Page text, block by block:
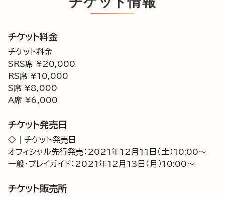
チケット料金
チケット料金
SRS席 ¥20,000
RS席 ¥10,000
S席 ¥8,000
A席 ¥6,000
チケット発売日
◇｜チケット発売日
オフィシャル先行発売：2021年12月11日（土）10:00～
一般・プレイガイド：2021年12月13日（月）10:00～
チケット販売所